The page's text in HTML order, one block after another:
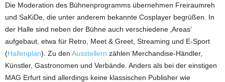
Die Moderation des Bühnenprogramms übernehmen Freiraumreh
und SaKiDe, die unter anderem bekannte Cosplayer begrüßen. In
der Halle sind neben der Bühne auch verschiedene ‚Areas‘
aufgebaut, etwa für Retro, Meet & Greet, Streaming und E-Sport
(Hallenplan). Zu den Ausstellern zählen Merchandise-Händler,
Künstler, Gastronomen und Verbände. Anders als bei der einstigen
MAG Erfurt sind allerdings keine klassischen Publisher wie